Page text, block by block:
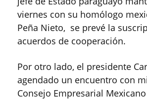
viernes con su homólogo
Peña Nieto, se prevé la
acuerdos de cooperación.
Por otro lado, el presidente
agendado un encuentro con
Consejo Empresarial